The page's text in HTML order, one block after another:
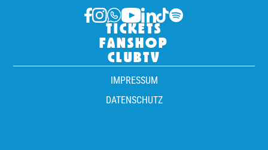
TICKETS
FANSHOP
CLUBTV
IMPRESSUM
DATENSCHUTZ